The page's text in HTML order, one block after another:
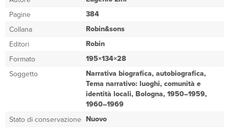
Pagine 384
Collana Robin&sons
Editori Robin
Formato 195×134×28
Soggetto
Narrativa biografica, autobiografica,
Tema narrativo: luoghi, comunità e
identità locali, Bologna, 1950–1959,
1960–1969
Stato di conservazione Nuovo